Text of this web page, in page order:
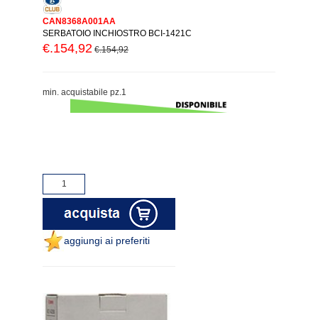
CAN8368A001AA
SERBATOIO INCHIOSTRO BCI-1421C
€.154,92 €.154,92
min. acquistabile pz.1
aggiungi ai preferiti